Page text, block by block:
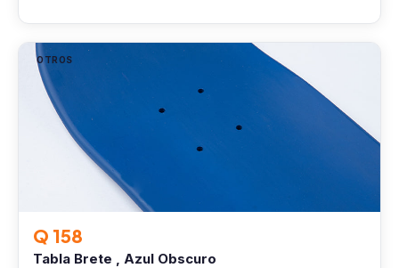
OTROS
Q 158
Tabla Brete , Azul Obscuro